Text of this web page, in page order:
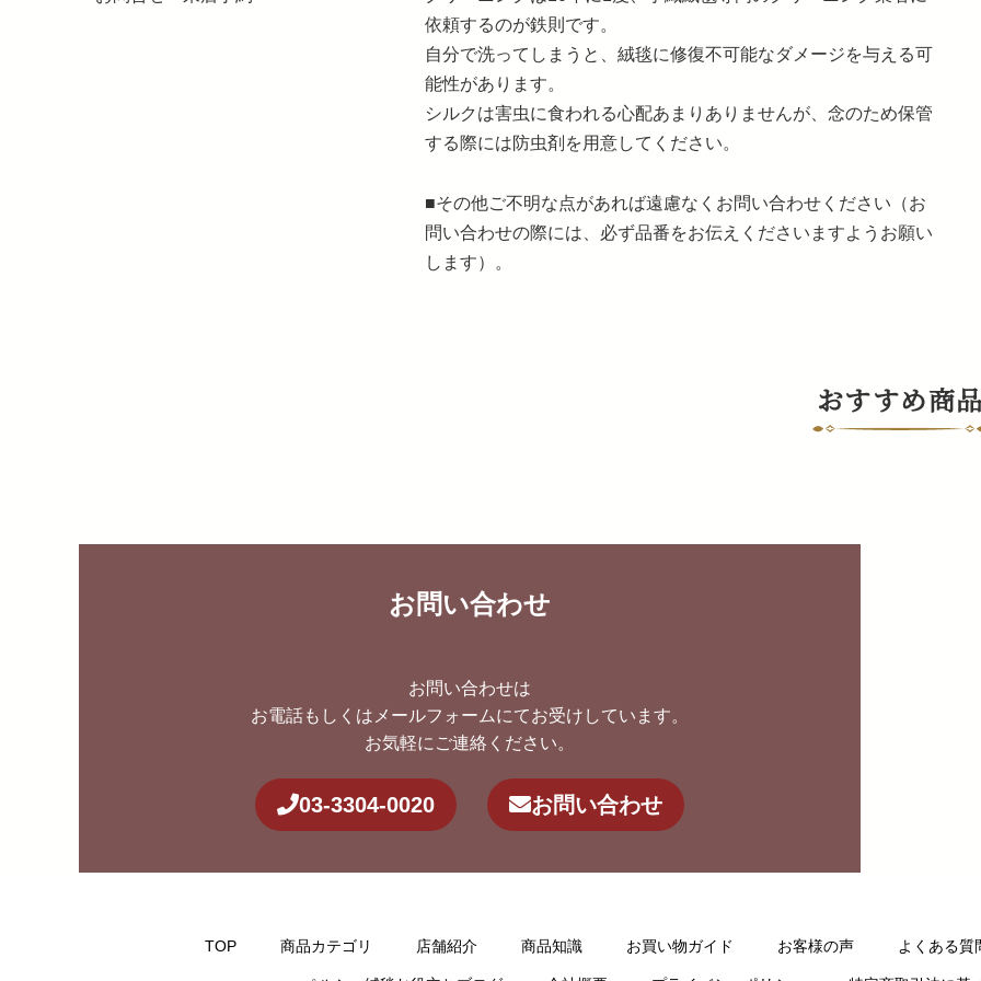
依頼するのが鉄則です。
自分で洗ってしまうと、絨毯に修復不可能なダメージを与える可
能性があります。
シルクは害虫に食われる心配あまりありませんが、念のため保管
する際には防虫剤を用意してください。
■その他ご不明な点があれば遠慮なくお問い合わせください（お
問い合わせの際には、必ず品番をお伝えくださいますようお願い
します）。
おすすめ商
お問い合わせ
お問い合わせは
お電話もしくはメールフォームにてお受けしています。
お気軽にご連絡ください。
03-3304-0020 お問い合わせ
TOP 商品カテゴリ 店舗紹介 商品知識 お買い物ガイド お客様の声 よくある質